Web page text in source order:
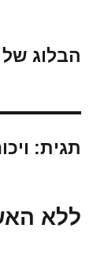
הבלוג של
תגית:
ללא